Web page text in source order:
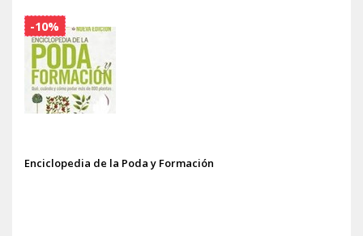
Enciclopedia de la Poda y Formación
-10%